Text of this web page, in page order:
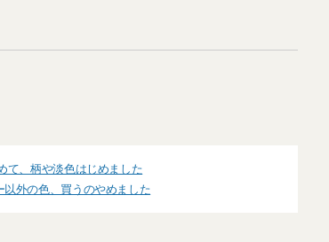
て、柄や淡色はじめました
以外の色、買うのやめました